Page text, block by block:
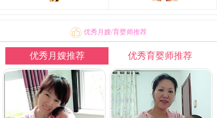
优秀月嫂/育婴师推荐
优秀月嫂推荐 优秀育婴师推荐